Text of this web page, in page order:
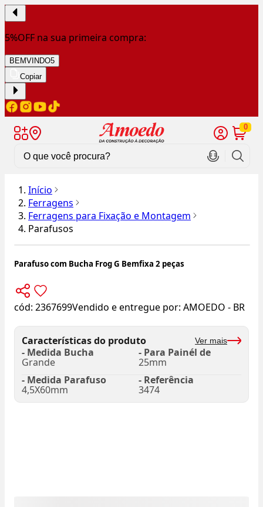
5%OFF na sua primeira compra:
BEMVINDO5
Copiar
0
Início
Ferragens
Ferragens para Fixação e Montagem
Parafusos
Parafuso com Bucha Frog G Bemfixa 2 peças
cód: 2367699Vendido e entregue por: AMOEDO - BR
Características do produto Ver mais
- Medida Bucha
Grande
- Para Painél de
25mm
- Medida Parafuso
4,5X60mm
- Referência
3474